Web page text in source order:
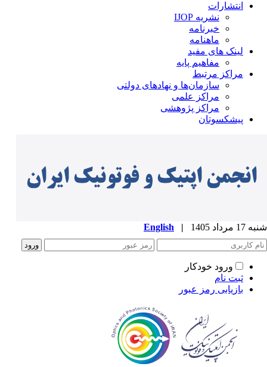
انتشارات
نشریه IJOP
خبرنامه
ماهنامه
لینک های مفید
مفاهیم پایه
مراکز مرتبط
سازمان‌ها و نهادهای دولتی
مراکز علمی
مراکز پژوهشی
پیشکسوتان
مرداد 1405 |
English
ورود خودکار
ثبت نام
بازیابی رمز عبور